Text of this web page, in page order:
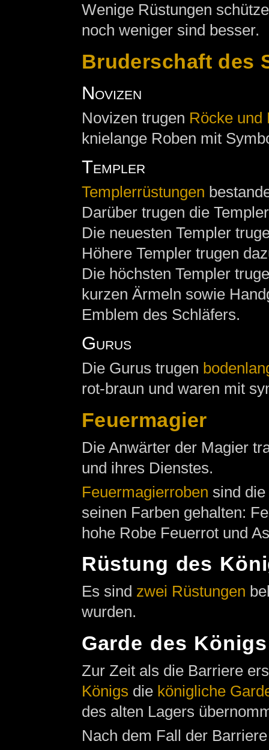
Wenige Rüstungen
noch weniger sind besser.
Bruderschaft des
Novizen
Novizen trugen Röcke und
knielange Roben mit
Templer
Templerrüstungen
Darüber trugen die
Die neuesten Templer
Höhere Templer trugen
Die höchsten Templer
kurzen Ärmeln sowie
Emblem des Schläfers.
Gurus
Die Gurus trugen
rot-braun und waren mit
Feuermagier
Die Anwärter der Magier
und ihres Dienstes.
Feuermagierroben sind
seinen Farben gehalten:
hohe Robe Feuerrot und
Rüstung des
Es sind zwei Rüstungen
wurden.
Garde des Königs
Zur Zeit als die Barriere
Königs die königliche
des alten Lagers
Nach dem Fall der